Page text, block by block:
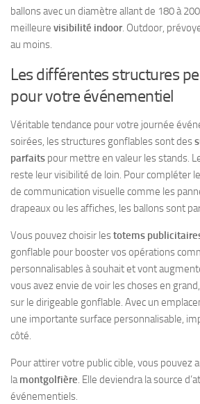
ballons avec un diamètre allant de 180 à
meilleure visibilité indoor. Outdoor,
au moins.
Les différentes structures
pour votre événementiel
Véritable tendance pour votre journée
soirées, les structures gonflables sont des
parfaits pour mettre en valeur les stands.
reste leur visibilité de loin. Pour compléter
de communication visuelle comme les
drapeaux ou les affiches, les ballons sont
Vous pouvez choisir lestotems
gonflable pour booster vos opérations
personnalisables à souhait et vont
vous avez envie de voir les choses en
sur le dirigeable gonflable. Avec un
une importante surface personnalisable,
côté.
Pour attirer votre public cible, vous pouvez
lamontgolfière. Elle deviendra la source
événementiels.